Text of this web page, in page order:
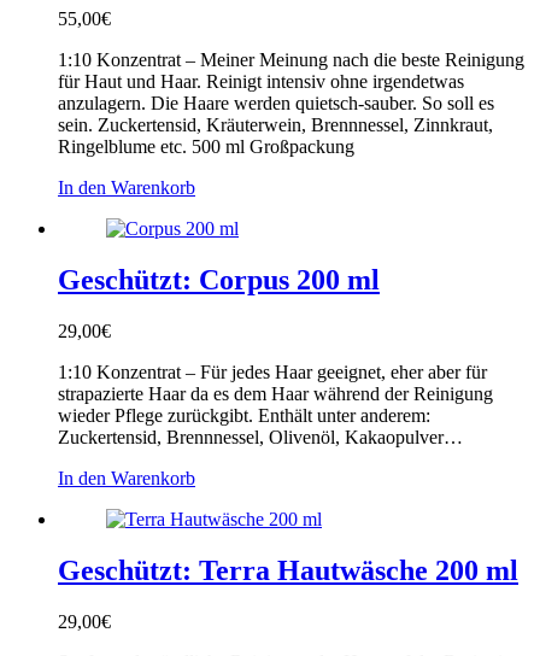
55,00€
1:10 Konzentrat – Meiner Meinung nach die beste Reinigung
für Haut und Haar. Reinigt intensiv ohne irgendetwas
anzulagern. Die Haare werden quietsch-sauber. So soll es
sein. Zuckertensid, Kräuterwein, Brennnessel, Zinnkraut,
Ringelblume etc. 500 ml Großpackung
In den Warenkorb
Geschützt: Corpus 200 ml
29,00€
1:10 Konzentrat – Für jedes Haar geeignet, eher aber für
strapazierte Haar da es dem Haar während der Reinigung
wieder Pflege zurückgibt. Enthält unter anderem:
Zuckertensid, Brennnessel, Olivenöl, Kakaopulver…
In den Warenkorb
Geschützt: Terra Hautwäsche 200 ml
29,00€